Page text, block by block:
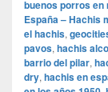
buenos porros en
España – Hachis
el hachis,
pavos, hachis
barrio del pilar,
dry, hachis en